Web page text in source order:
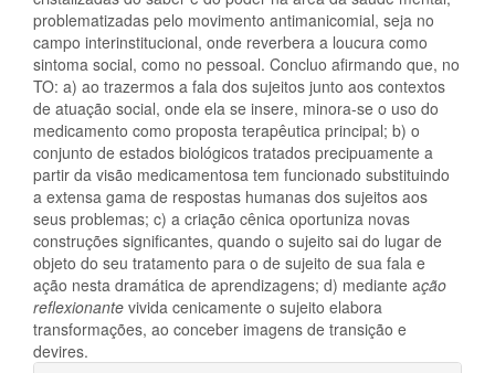
problematizadas pelo movimento antimanicomial, seja no
campo interinstitucional, onde reverbera a loucura como
sintoma social, como no pessoal. Concluo afirmando que, no
TO: a) ao trazermos a fala dos sujeitos junto aos contextos
de atuação social, onde ela se insere, minora-se o uso do
medicamento como proposta terapêutica principal; b) o
conjunto de estados biológicos tratados precipuamente a
partir da visão medicamentosa tem funcionado substituindo
a extensa gama de respostas humanas dos sujeitos aos
seus problemas; c) a criação cênica oportuniza novas
construções significantes, quando o sujeito sai do lugar de
objeto do seu tratamento para o de sujeito de sua fala e
ação nesta dramática de aprendizagens; d) mediante ação
reflexionante vivida cenicamente o sujeito elabora
transformações, ao conceber imagens de transição e
devires.